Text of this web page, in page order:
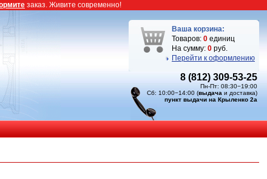
Ваша корзина:
Товаров: 0 единиц
На сумму: 0 руб.
Перейти к оформлению
8 (812) 309-53-25
Пн-Пт: 08:30−19:00
Сб: 10:00−14:00 (выдача и доставка)
пункт выдачи на Крыленко 2а
заказ. Живите современно!